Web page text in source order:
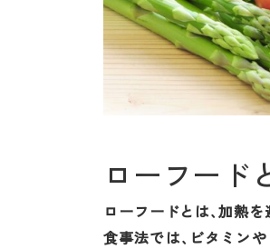
ローフード
ローフードとは、加熱
食事法では、ビタミン